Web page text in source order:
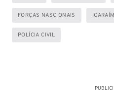
FORÇAS NASCIONAIS
POLÍCIA CIVIL